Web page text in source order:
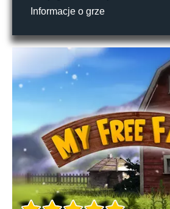
Informacje o grze